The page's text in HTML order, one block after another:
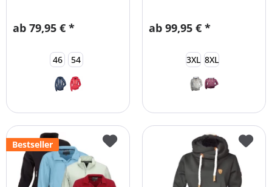
ab 79,95 € *
46 54
ab 99,95 € *
3XL 8XL
Bestseller